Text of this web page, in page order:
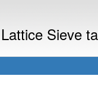
Sieve